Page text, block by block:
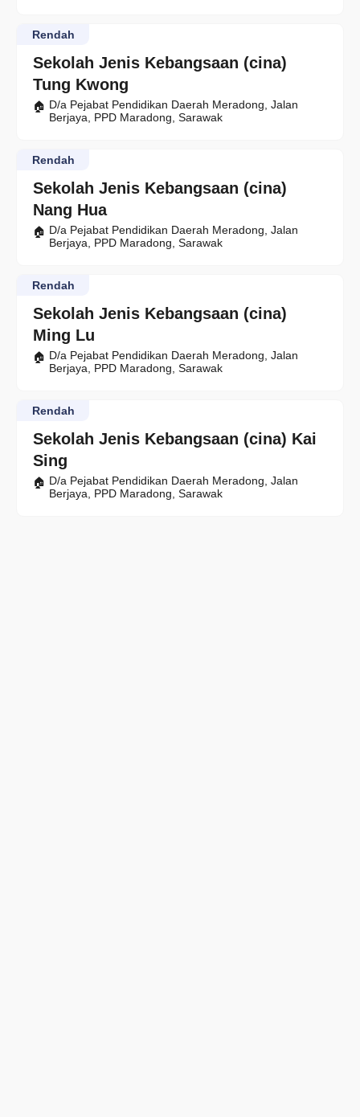
Sekolah Jenis Kebangsaan (cina)
Tung Kwong
Rendah
D/a Pejabat Pendidikan Daerah Meradong, Jalan
Berjaya, PPD Maradong, Sarawak
Sekolah Jenis Kebangsaan (cina)
Nang Hua
Rendah
D/a Pejabat Pendidikan Daerah Meradong, Jalan
Berjaya, PPD Maradong, Sarawak
Sekolah Jenis Kebangsaan (cina)
Ming Lu
Rendah
D/a Pejabat Pendidikan Daerah Meradong, Jalan
Berjaya, PPD Maradong, Sarawak
Sekolah Jenis Kebangsaan (cina) Kai
Sing
Rendah
D/a Pejabat Pendidikan Daerah Meradong, Jalan
Berjaya, PPD Maradong, Sarawak